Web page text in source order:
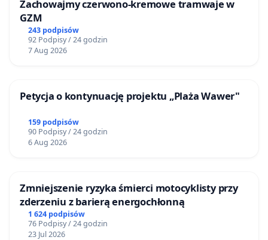
Zachowajmy czerwono-kremowe tramwaje w
GZM
243 podpisów
92 Podpisy / 24 godzin
7 Aug 2026
Petycja o kontynuację projektu „Plaża Wawer"
159 podpisów
90 Podpisy / 24 godzin
6 Aug 2026
Zmniejszenie ryzyka śmierci motocyklisty przy
zderzeniu z barierą energochłonną
1 624 podpisów
76 Podpisy / 24 godzin
23 Jul 2026